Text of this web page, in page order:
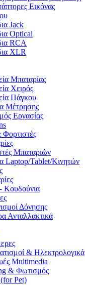
Εικόνας
Jack
Optical
RCA
XLR
Μπαταρίας
Χειρός
Πάγκου
Μέτρησης
Εργασίας
Μπαταριών
Laptop/Tablet/Κινητών
Κουδούνια
Δόνησης
Ανταλλακτικά
& Ηλεκτρολογικά
Multimedia
& Φωτισμός
Pet)